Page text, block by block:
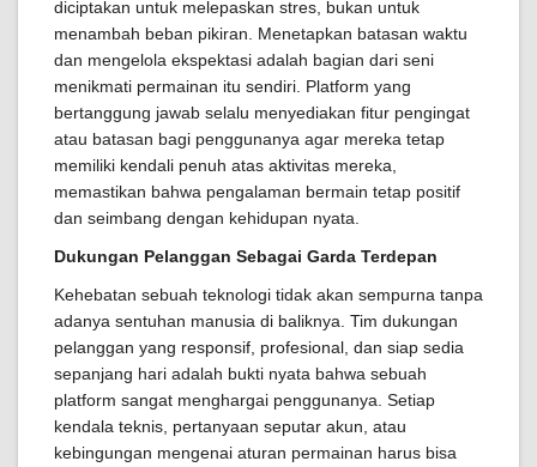
diciptakan untuk melepaskan stres, bukan untuk
menambah beban pikiran. Menetapkan batasan waktu
dan mengelola ekspektasi adalah bagian dari seni
menikmati permainan itu sendiri. Platform yang
bertanggung jawab selalu menyediakan fitur pengingat
atau batasan bagi penggunanya agar mereka tetap
memiliki kendali penuh atas aktivitas mereka,
memastikan bahwa pengalaman bermain tetap positif
dan seimbang dengan kehidupan nyata.
Dukungan Pelanggan Sebagai Garda Terdepan
Kehebatan sebuah teknologi tidak akan sempurna tanpa
adanya sentuhan manusia di baliknya. Tim dukungan
pelanggan yang responsif, profesional, dan siap sedia
sepanjang hari adalah bukti nyata bahwa sebuah
platform sangat menghargai penggunanya. Setiap
kendala teknis, pertanyaan seputar akun, atau
kebingungan mengenai aturan permainan harus bisa